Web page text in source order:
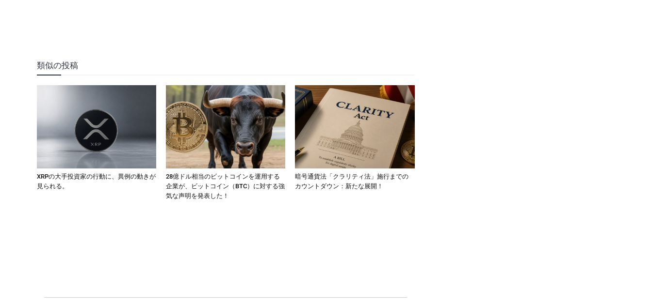
類似の投稿
XRPの大手投資家の行動に、異例の動きが
見られる。
28億ドル相当のビットコインを運用する
企業が、ビットコイン（BTC）に対する強
気な声明を発表した！
暗号通貨法「クラリティ法」施行までの
カウントダウン：新たな展開！